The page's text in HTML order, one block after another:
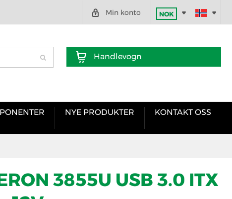
NOK
Min konto
Handlevogn
NYE PRODUKTER KONTAKT OSS
3855U USB 3.0 ITX